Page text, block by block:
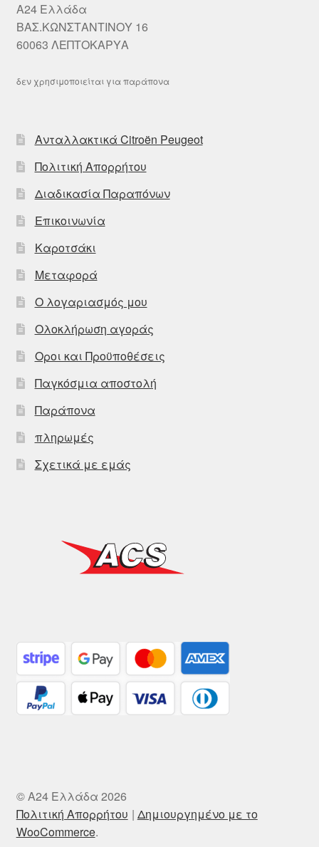
A24 Ελλάδα
ΒΑΣ.ΚΩΝΣΤΑΝΤΙΝΟΥ 16
60063 ΛΕΠΤΟΚΑΡΥΑ
δεν χρησιμοποιείται για παράπονα
Ανταλλακτικά Citroën Peugeot
Πολιτική Απορρήτου
Διαδικασία Παραπόνων
Επικοινωνία
Καροτσάκι
Μεταφορά
Ο λογαριασμός μου
Ολοκλήρωση αγοράς
Οροι και Προϋποθέσεις
Παγκόσμια αποστολή
Παράπονα
πληρωμές
Σχετικά με εμάς
© A24 Ελλάδα 2026
Πολιτική Απορρήτου
Δημιουργημένο με το
WooCommerce.